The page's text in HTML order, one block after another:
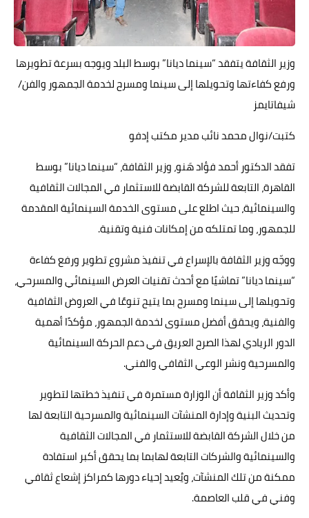
وزير الثقافة يتفقد “سينما ديانا” بوسط البلد ويوجه بسرعة تطويرها
ورفع كفاءتها وتحويلها إلى سينما ومسرح لخدمة الجمهور والفن/
شيفاتايمز
كتبت/نوال محمد نائب مدير مكتب إدفو
تفقد الدكتور أحمد فؤاد هَنو، وزير الثقافة، “سينما ديانا” بوسط
القاهرة، التابعة للشركة القابضة للاستثمار في المجالات الثقافية
والسينمائية، حيث اطلع على مستوى الخدمة السينمائية المقدمة
للجمهور، وما تمتلكه من إمكانات فنية وتقنية.
ووجّه وزير الثقافة بالإسراع في تنفيذ مشروع تطوير ورفع كفاءة
“سينما ديانا” تماشيًا مع أحدث تقنيات العرض السينمائي والمسرحي،
وتحويلها إلى سينما ومسرح بما يتيح تنوعًا في العروض الثقافية
والفنية، ويحقق أفضل مستوى لخدمة الجمهور، مؤكدًا أهمية
الدور الريادي لهذا الصرح العريق في دعم الحركة السينمائية
والمسرحية ونشر الوعي الثقافي والفني.
وأكد وزير الثقافة أن الوزارة مستمرة في تنفيذ خطتها لتطوير
وتحديث البنية وإدارة المنشآت السينمائية والمسرحية التابعة لها
من خلال الشركة القابضة للاستثمار في المجالات الثقافية
والسينمائية والشركات التابعة لهابما بما يحقق أكبر استفادة
ممكنة من تلك المنشآت، ويُعيد إحياء دورها كمراكز إشعاع ثقافي
وفني في قلب العاصمة.